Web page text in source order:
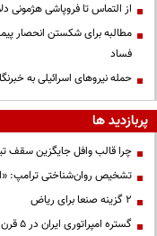
از التماس تا فروپاشی هژمونی
مطالبه برای شکستن انحصار
فساد
حمله نیروهای اسرائیلی به
پربازدید ها
چرا قالب وافل جایگزین سقف
تشخیص روان‌شناختی ترامپ:
۲ گزینه صنعا برای ریاض
گستره امپراتوری ایران در ۵ قرن پیش از میلاد؛ تصویری از ایران ۲۵ قرن پیش